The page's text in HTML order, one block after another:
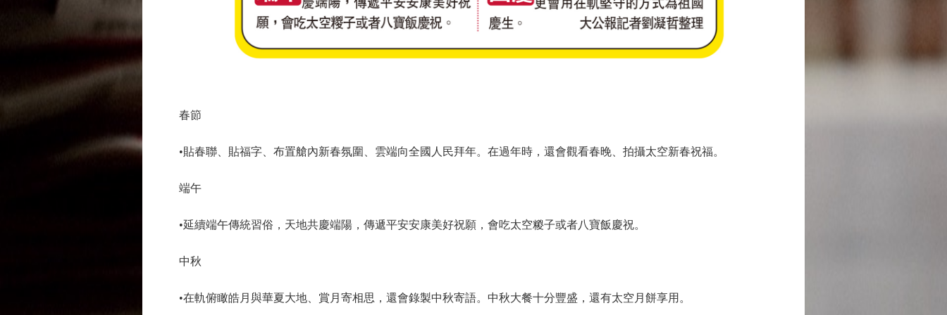
春節
•貼春聯、貼福字、布置艙內新春氛圍、雲端向全國人民拜年。在過年時，還會觀看春晚、拍攝太空新春祝福。
端午
•延續端午傳統習俗，天地共慶端陽，傳遞平安安康美好祝願，會吃太空糉子或者八寶飯慶祝。
中秋
•在軌俯瞰皓月與華夏大地、賞月寄相思，還會錄製中秋寄語。中秋大餐十分豐盛，還有太空月餅享用。